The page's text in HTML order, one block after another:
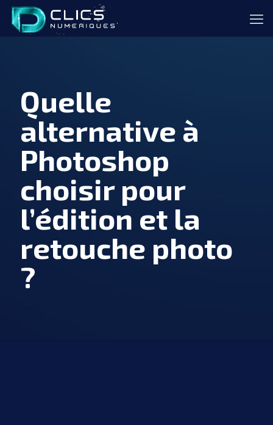
Quelle
alternative à
Photoshop
choisir pour
l’édition et la
retouche photo
?